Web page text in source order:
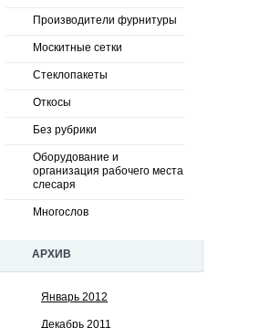
Производители фурнитуры
Москитные сетки
Стеклопакеты
Откосы
Без рубрики
Оборудование и
организация рабочего места
слесаря
Многослов
АРХИВ
Январь 2012
Декабрь 2011